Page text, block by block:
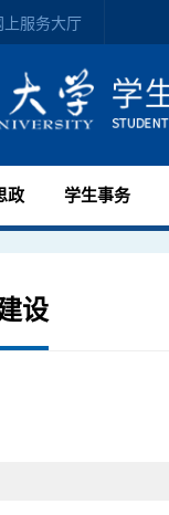
上服务大厅
政 学生事务
设